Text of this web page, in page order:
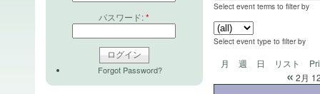
パスワード:*
Forgot Password?
Select event terms to filter by
Select event type to filter by
月 週 日 リスト
« 2月